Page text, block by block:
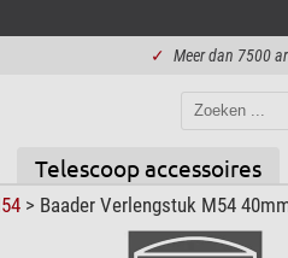
✓ Meer dan 7500
Telescoop accessoires
> Baader Verlengstuk M54